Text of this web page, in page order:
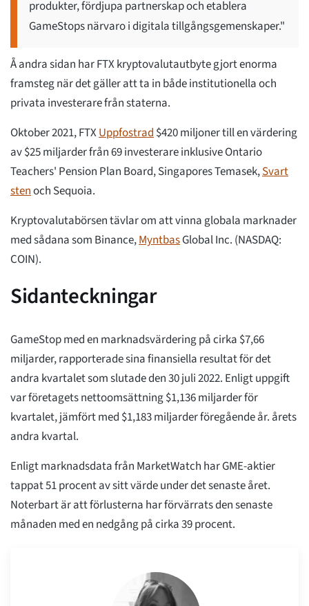
produkter, fördjupa partnerskap och etablera
GameStops närvaro i digitala tillgångsgemenskaper."
Å andra sidan har FTX kryptovalutautbyte gjort enorma
framsteg när det gäller att ta in både institutionella och
privata investerare från staterna.
Oktober 2021, FTXUppfostrad$420 miljoner till en värdering
av $25 miljarder från 69 investerare inklusive Ontario
Teachers' Pension Plan Board, Singapores Temasek,Svart
stenoch Sequoia.
Kryptovalutabörsen tävlar om att vinna globala marknader
med sådana som Binance,MyntbasGlobal Inc. (NASDAQ:
COIN).
Sidanteckningar
GameStop med en marknadsvärdering på cirka $7,66
miljarder, rapporterade sina finansiella resultat för det
andra kvartalet som slutade den 30 juli 2022. Enligt uppgift
var företagets nettoomsättning $1,136 miljarder för
kvartalet, jämfört med $1,183 miljarder föregående år. årets
andra kvartal.
Enligt marknadsdata från MarketWatch har GME-aktier
tappat 51 procent av sitt värde under det senaste året.
Noterbart är att förlusterna har förvärrats den senaste
månaden med en nedgång på cirka 39 procent.